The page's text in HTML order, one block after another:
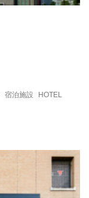
宿泊施設
HOTEL